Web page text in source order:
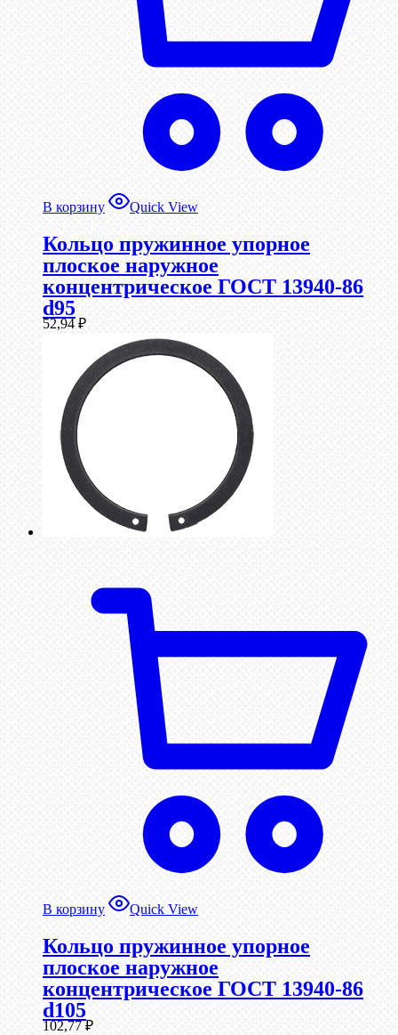
В корзину Quick View
Кольцо пружинное упорное
плоское наружное
концентрическое ГОСТ 13940-86
d95
52,94₽
В корзину Quick View
Кольцо пружинное упорное
плоское наружное
концентрическое ГОСТ 13940-86
d105
102,77₽